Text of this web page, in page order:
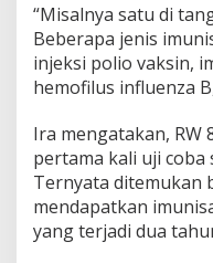
“Misalnya satu di
Beberapa jenis
injeksi polio vaksin,
hemofilus influenza
Ira mengatakan, RW
pertama kali uji coba
Ternyata ditemukan
mendapatkan
yang terjadi dua